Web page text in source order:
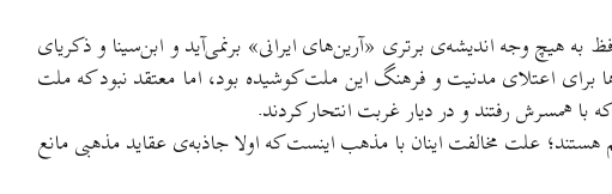
به هیچ وجه اندیشه‌ی برتری «آرین‌های ایرانی» برنمی‌آید و ابن‌سینا و ذکریای
اعتلای مدنیت و فرهنگ این ملت کوشیده بود، اما معتقد نبود که ملت
با همسرش رفتند و در دیار غربت انتحار کردند.
علت مخالفت اینان با مذهب اینست که اولا جاذبه‌ی عقاید مذهبی مانع